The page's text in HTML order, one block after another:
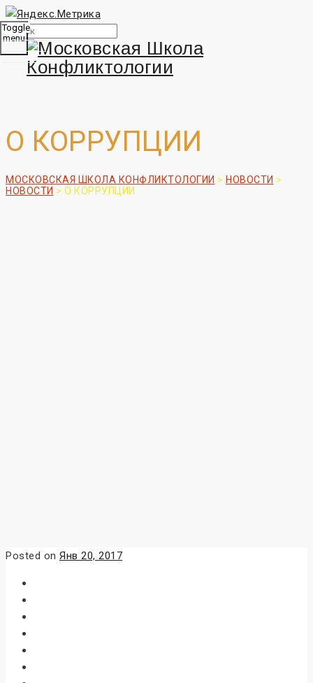
Toggle
menu
О КОРРУПЦИИ
МОСКОВСКАЯ ШКОЛА КОНФЛИКТОЛОГИИ > НОВОСТИ >
НОВОСТИ > О КОРРУПЦИИ
Posted on Янв 20, 2017